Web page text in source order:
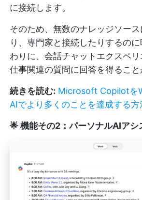
に接続します。
そのため、無数のナレッジソー
り、専門家と接続したりするの
わりに、会話チャットエクスペ
仕事関連の質問に回答を得ること
続きを読む: Microsoft Copilotを
AIでより多くのことを達成する方
🌟 機能その2：パーソナルAIアシ